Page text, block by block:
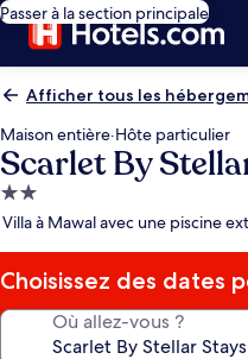
Passer à la section principale
Afficher tous les
Maison entière·Hôte particulier
Scarlet By
Hébergement
2.0 étoiles
Villa à Mawal avec une piscine
Choisissez des dates
Où allez-vous ?